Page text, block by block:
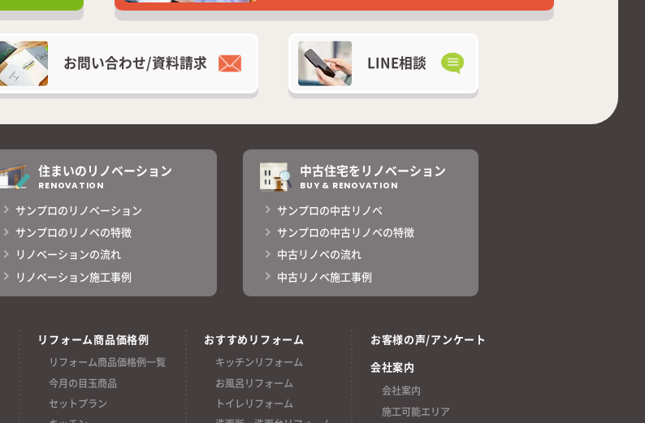
お問い合わせ/資料請求 LINE相談
住まいのリノベーション
RENOVATION
サンプロのリノベーション
サンプロのリノベの特徴
リノベーションの流れ
リノベーション施工事例
中古住宅をリノベーション
BUY & RENOVATION
サンプロの中古リノベ
サンプロの中古リノベの特徴
中古リノベの流れ
中古リノベ施工事例
リフォーム商品価格例
リフォーム商品価格例一覧
今月の目玉商品
セットプラン
おすすめリフォーム
キッチンリフォーム
お風呂リフォーム
トイレリフォーム
お客様の声/アンケート
会社案内
会社案内
施工可能エリア